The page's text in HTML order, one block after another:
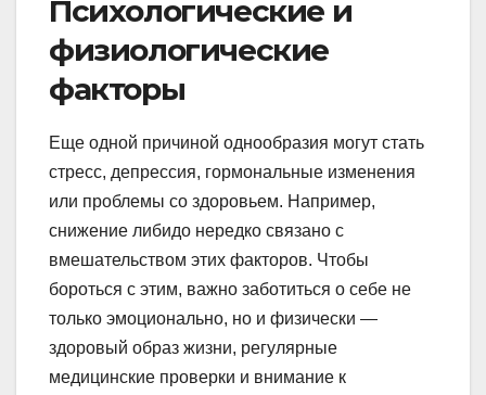
Психологические и
физиологические
факторы
Еще одной причиной однообразия могут стать
стресс, депрессия, гормональные изменения
или проблемы со здоровьем. Например,
снижение либидо нередко связано с
вмешательством этих факторов. Чтобы
бороться с этим, важно заботиться о себе не
только эмоционально, но и физически —
здоровый образ жизни, регулярные
медицинские проверки и внимание к